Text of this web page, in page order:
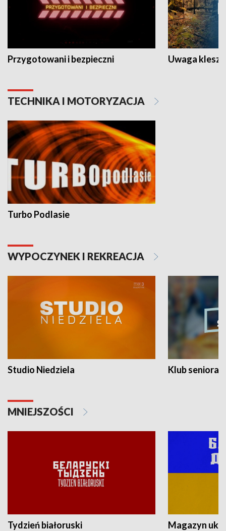
Przygotowani i bezpieczni Uwaga
TECHNIKA I MOTORYZACJA
Turbo Podlasie
WYPOCZYNEK I REKREACJA
Studio Niedziela Klub seniora
MNIEJSZOŚCI
Tydzień białoruski Magazyn